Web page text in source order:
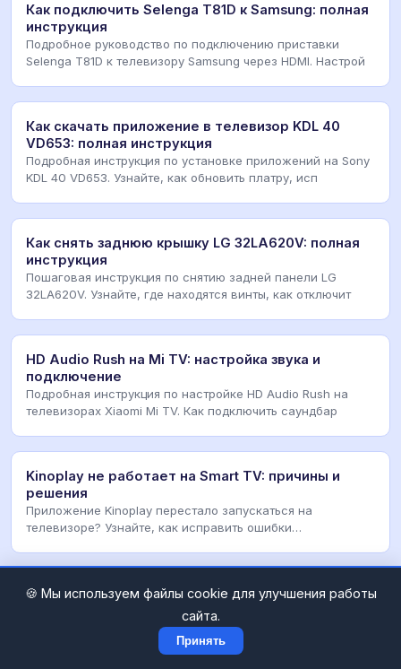
Как подключить Selenga T81D к Samsung: полная
инструкция
Подробное руководство по подключению приставки
Selenga T81D к телевизору Samsung через HDMI. Настрой
Как скачать приложение в телевизор KDL 40
VD653: полная инструкция
Подробная инструкция по установке приложений на Sony
KDL 40 VD653. Узнайте, как обновить платру, исп
Как снять заднюю крышку LG 32LA620V: полная
инструкция
Пошаговая инструкция по снятию задней панели LG
32LA620V. Узнайте, где находятся винты, как отключит
HD Audio Rush на Mi TV: настройка звука и
подключение
Подробная инструкция по настройке HD Audio Rush на
телевизорах Xiaomi Mi TV. Как подключить саундбар
Kinoplay не работает на Smart TV: причины и
решения
Приложение Kinoplay перестало запускаться на
телевизоре? Узнайте, как исправить ошибки
Настройка каналов Hartens HTY-32HDR06B-S2:
Подробная инструкция по настройке каналов на Hartens
HTY-32HDR06B-S2 32 HD. Автоматический и ручной
🍪 Мы используем файлы cookie для улучшения работы
сайта.
Принять